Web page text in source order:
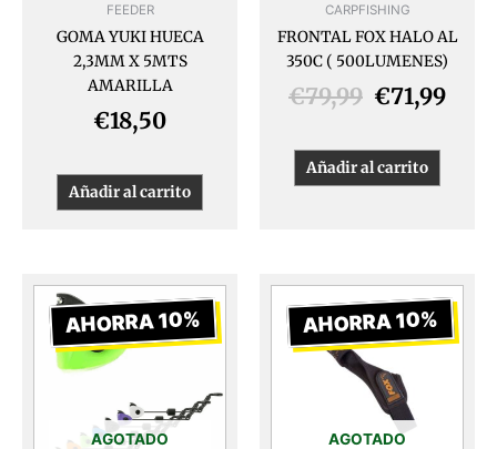
FEEDER
GOMA YUKI HUECA
2,3MM X 5MTS
AMARILLA
€18,50
Añadir al carrito
CARPFISHING
FRONTAL FOX HALO AL
350C ( 500LUMENES)
€79,99 €71,99
Añadir al carrito
AHORRA 10%
AGOTADO
El
precio
original
€23,98.
El
precio
actual
€21,58.
AHORRA 10%
AGOTADO
El
precio
original
era:
€10,99.
El